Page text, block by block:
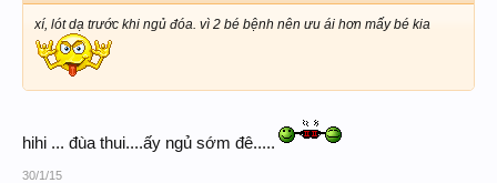
xí, lót dạ trước khi ngủ đóa. vì 2 bé bệnh nên ưu ái hơn mấy bé kia
hihi ... đùa thui....ấy ngủ sớm đê.....
30/1/15